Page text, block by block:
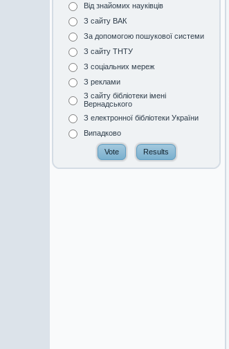
Від знайомих науківців
З сайту ВАК
За допомогою пошукової системи
З сайту ТНТУ
З соціальних мереж
З реклами
З сайту бібліотеки імені
Вернадського
З електронної бібліотеки України
Випадково